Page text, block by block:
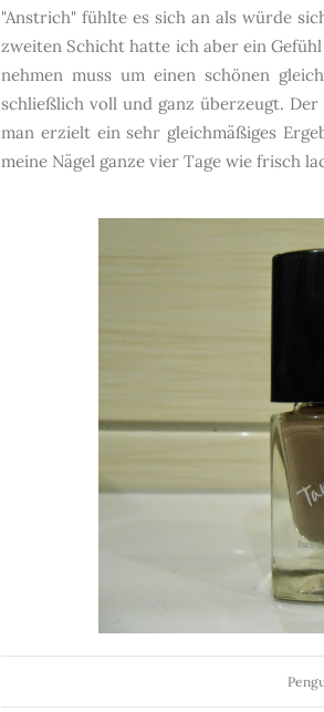
"Anstrich" fühlte es sich an als würde
zweiten Schicht hatte ich aber ein
nehmen muss um einen schönen
schließlich voll und ganz überzeugt.
man erzielt ein sehr gleichmäßiges
meine Nägel ganze vier Tage wie frisch